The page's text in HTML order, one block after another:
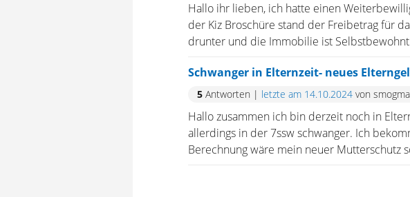
Hallo ihr lieben, ich hatte einen
der Kiz Broschüre stand der Freibetrag für
drunter und die Immobilie ist
Schwanger in Elternzeit- neues
5 Antworten | letzte am 14.10.2024 von
Hallo zusammen ich bin derzeit noch in
allerdings in der 7ssw schwanger. Ich
Berechnung wäre mein neuer Mutterschutz